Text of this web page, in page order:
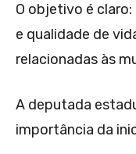
O objetivo é
e qualidade de
relacionadas às
A deputada
importância da